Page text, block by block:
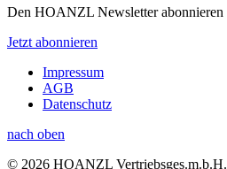
Den HOANZL Newsletter abonnieren
Jetzt abonnieren
Impressum
AGB
Datenschutz
nach oben
© 2026 HOANZL Vertriebsges.m.b.H.